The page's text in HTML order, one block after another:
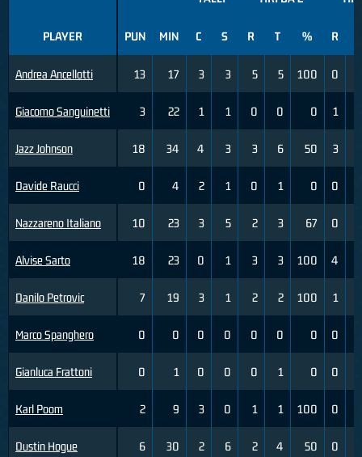
PLAYER
Andrea Ancellotti
Giacomo Sanguinetti
Jazz Johnson
Davide Raucci
Nazzareno Italiano
Alvise Sarto
Danilo Petrovic
Marco Spanghero
Gianluca Frattoni
Karl Poom
Dustin Hogue
PUN MIN C S R T % R
13 17 3 3 5 5 100 0
3 22 1 1 0 0 0 1
18 34 4 3 3 6 50 3
0 4 2 1 0 1 0 0
10 23 3 5 2 3 67 0
18 23 0 1 3 3 100 4
7 19 3 1 2 2 100 1
0 0 0 0 0 0 0 0
0 1 0 0 0 1 0 0
2 9 3 0 1 1 100 0
6 30 2 6 2 4 50 0